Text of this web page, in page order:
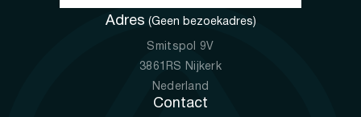
Adres (Geen bezoekadres)
Smitspol 9V
3861RS Nijkerk
Nederland
Contact